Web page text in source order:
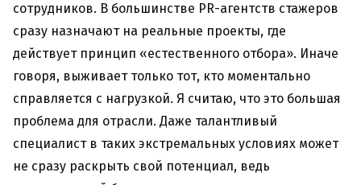
сотрудников. В большинстве PR-агентств стажеров
сразу назначают на реальные проекты, где
действует принцип «естественного отбора». Иначе
говоря, выживает только тот, кто моментально
справляется с нагрузкой. Я считаю, что это большая
проблема для отрасли. Даже талантливый
специалист в таких экстремальных условиях может
не сразу раскрыть свой потенциал, ведь